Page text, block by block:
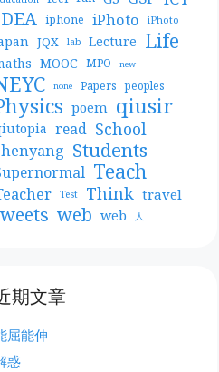
iphone iPhoto iPhoto
JQX lab Lecture Life
MOOC MPO new
none Papers peoples
poem qiusir
read School
Students
Teach
Test Think travel
web web 人
期文章
屈能伸
惑